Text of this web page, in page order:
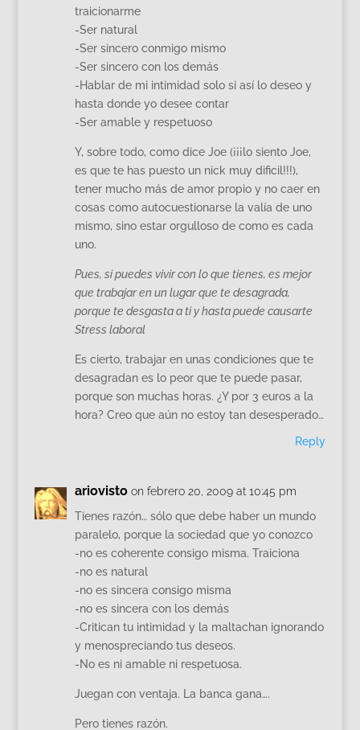
traicionarme
-Ser natural
-Ser sincero conmigo mismo
-Ser sincero con los demás
-Hablar de mi intimidad solo si así lo deseo y
hasta donde yo desee contar
-Ser amable y respetuoso
Y, sobre todo, como dice Joe (¡¡¡lo siento Joe,
es que te has puesto un nick muy dificil!!!),
tener mucho más de amor propio y no caer en
cosas como autocuestionarse la valía de uno
mismo, sino estar orgulloso de como es cada
uno.
Pues, si puedes vivir con lo que tienes, es mejor
que trabajar en un lugar que te desagrada,
porque te desgasta a ti y hasta puede causarte
Stress laboral
Es cierto, trabajar en unas condiciones que te
desagradan es lo peor que te puede pasar,
porque son muchas horas. ¿Y por 3 euros a la
hora? Creo que aún no estoy tan desesperado…
Reply
ariovisto on febrero 20, 2009 at 10:45 pm
Tienes razón… sólo que debe haber un mundo
paralelo, porque la sociedad que yo conozco
-no es coherente consigo misma. Traiciona
-no es natural
-no es sincera consigo misma
-no es sincera con los demás
-Critican tu intimidad y la maltachan ignorando
y menospreciando tus deseos.
-No es ni amable ni respetuosa.
Juegan con ventaja. La banca gana….
Pero tienes razón.